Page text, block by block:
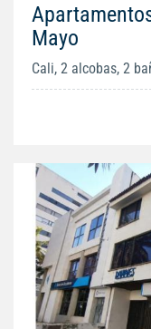
Mayo
Cali, 2 alcobas, 2